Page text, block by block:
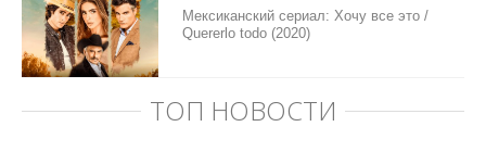
Мексиканский сериал: Хочу все это /
Quererlo todo (2020)
ТОП НОВОСТИ